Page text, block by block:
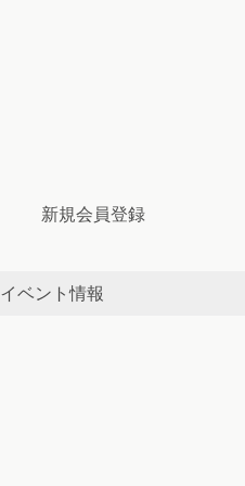
新規会員登録
イベント情報